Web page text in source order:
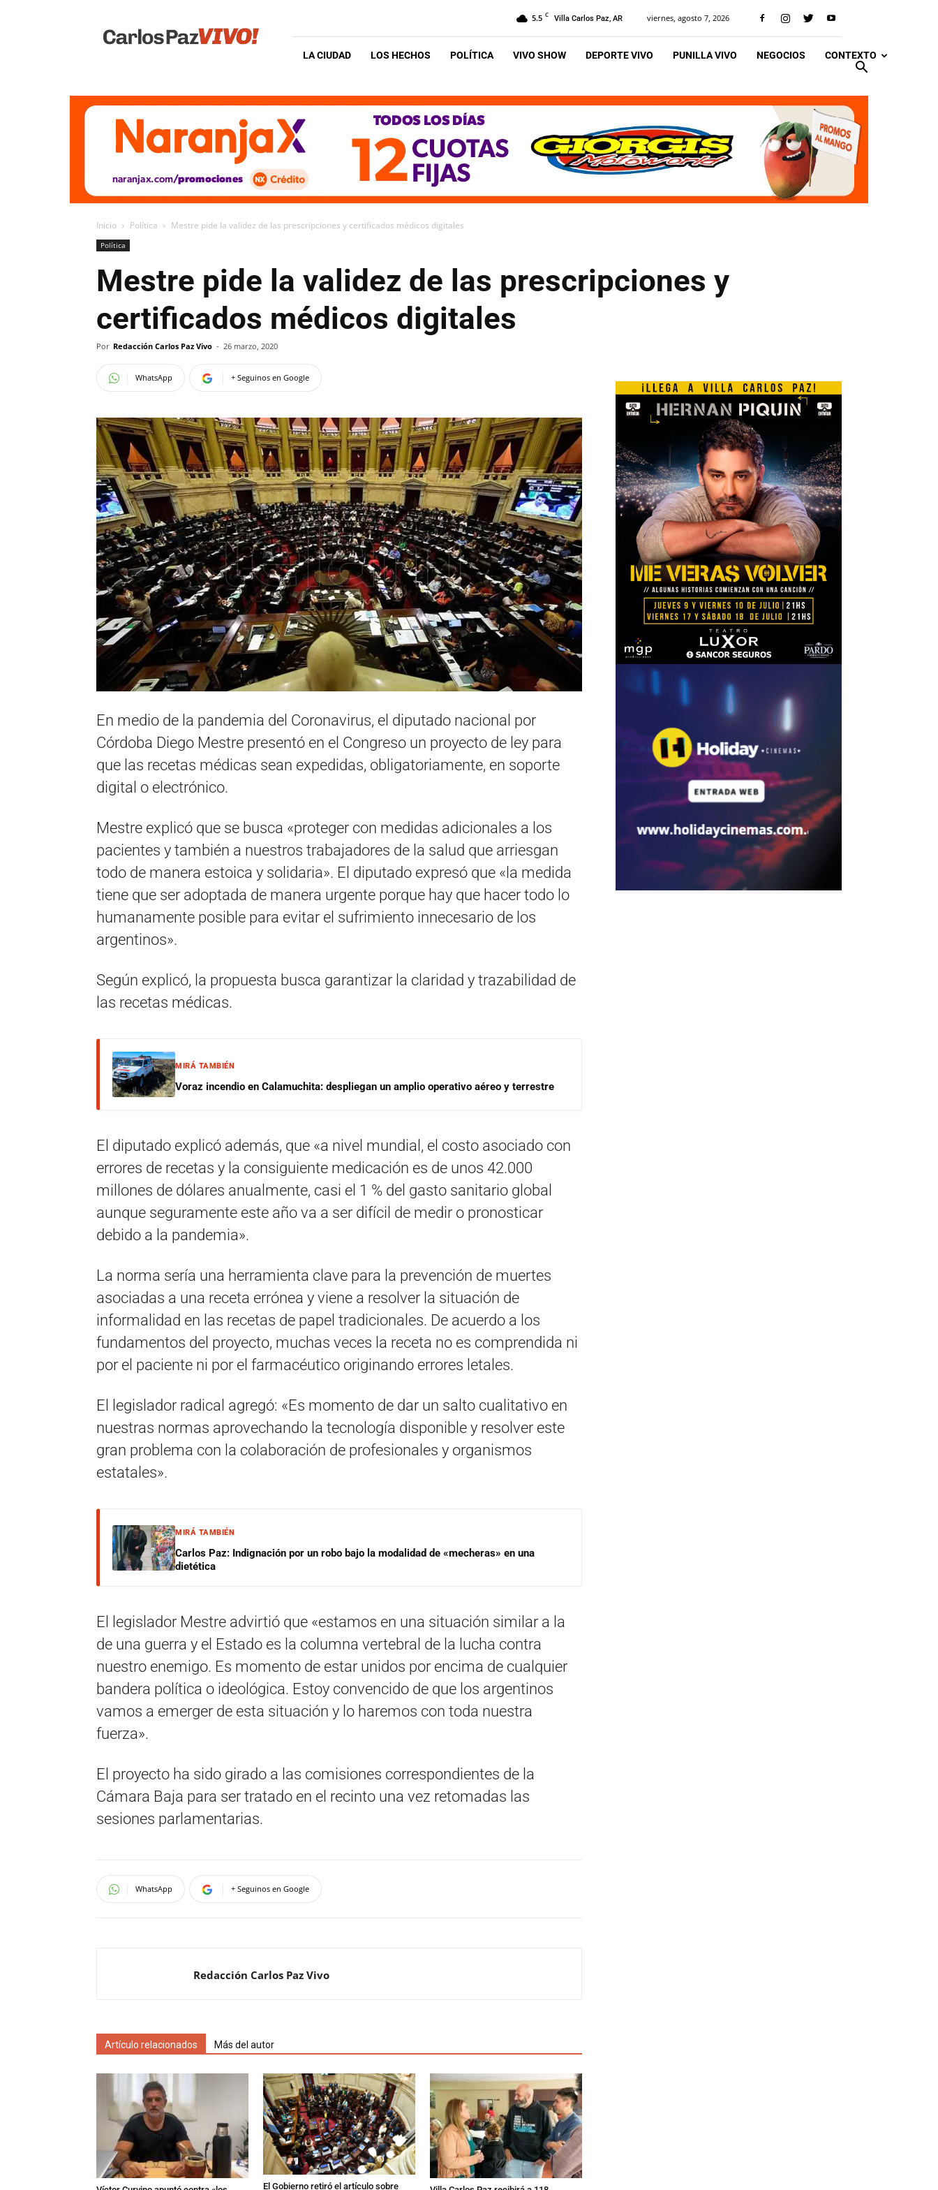
Vivo
5.5 C Villa Carlos Paz, AR viernes, agosto 7, 2026
LA CIUDAD LOS HECHOS POLÍTICA VIVO SHOW DEPORTE VIVO PUNILLA VIVO NEGOCIOS CONTEXTO
Inicio Política Mestre pide la validez de las prescripciones y certificados médicos digitales
Política
Mestre pide la validez de las prescripciones y
certificados médicos digitales
Por Redacción Carlos Paz Vivo - 26 marzo, 2020
WhatsApp + Seguinos en Google
En medio de la pandemia del Coronavirus, el diputado nacional por
Córdoba Diego Mestre presentó en el Congreso un proyecto de ley para
que las recetas médicas sean expedidas, obligatoriamente, en soporte
digital o electrónico.
Mestre explicó que se busca «proteger con medidas adicionales a los
pacientes y también a nuestros trabajadores de la salud que arriesgan
todo de manera estoica y solidaria». El diputado expresó que «la medida
tiene que ser adoptada de manera urgente porque hay que hacer todo lo
humanamente posible para evitar el sufrimiento innecesario de los
argentinos».
Según explicó, la propuesta busca garantizar la claridad y trazabilidad de
las recetas médicas.
MIRÁ TAMBIÉN
Voraz incendio en Calamuchita: despliegan un amplio operativo aéreo y terrestre
El diputado explicó además, que «a nivel mundial, el costo asociado con
errores de recetas y la consiguiente medicación es de unos 42.000
millones de dólares anualmente, casi el 1 % del gasto sanitario global
aunque seguramente este año va a ser difícil de medir o pronosticar
debido a la pandemia».
La norma sería una herramienta clave para la prevención de muertes
asociadas a una receta errónea y viene a resolver la situación de
informalidad en las recetas de papel tradicionales. De acuerdo a los
fundamentos del proyecto, muchas veces la receta no es comprendida ni
por el paciente ni por el farmacéutico originando errores letales.
El legislador radical agregó: «Es momento de dar un salto cualitativo en
nuestras normas aprovechando la tecnología disponible y resolver este
gran problema con la colaboración de profesionales y organismos
estatales».
MIRÁ TAMBIÉN
Carlos Paz: Indignación por un robo bajo la modalidad de «mecheras» en una
dietética
El legislador Mestre advirtió que «estamos en una situación similar a la
de una guerra y el Estado es la columna vertebral de la lucha contra
nuestro enemigo. Es momento de estar unidos por encima de cualquier
bandera política o ideológica. Estoy convencido de que los argentinos
vamos a emerger de esta situación y lo haremos con toda nuestra
fuerza».
El proyecto ha sido girado a las comisiones correspondientes de la
Cámara Baja para ser tratado en el recinto una vez retomadas las
sesiones parlamentarias.
WhatsApp + Seguinos en Google
Redacción Carlos Paz Vivo
Artículo relacionados Más del autor
El Gobierno retiró el artículo sobre